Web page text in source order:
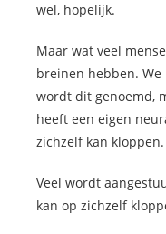
wel, hopelijk.
Maar wat veel
breinen hebben.
wordt dit genoemd,
heeft een eigen
zichzelf kan kloppen.
Veel wordt
kan op zichzelf